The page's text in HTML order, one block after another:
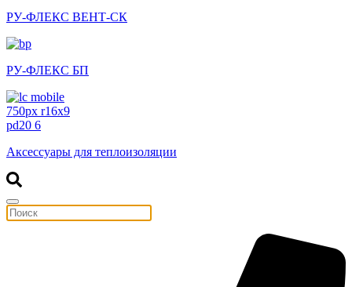
РУ-ФЛЕКС ВЕНТ-СК
РУ-ФЛЕКС БП
Аксессуары для теплоизоляции